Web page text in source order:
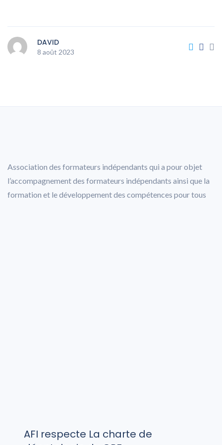
DAVID
8 août 2023
Association des formateurs indépendants qui a pour objet
l’accompagnement des formateurs indépendants ainsi que la
formation et le développement des compétences pour tous
AFI respecte La charte de